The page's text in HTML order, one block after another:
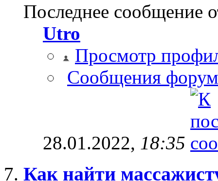
Последнее сообщение
Utro
Просмотр
Сообщения
28.01.2022, 18:35
Как найти